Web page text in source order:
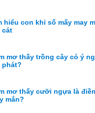
hiểu con khỉ số mấy may
cát
mơ thấy trồng cây có ý
phát?
mơ thấy cưỡi ngựa là
mắn?